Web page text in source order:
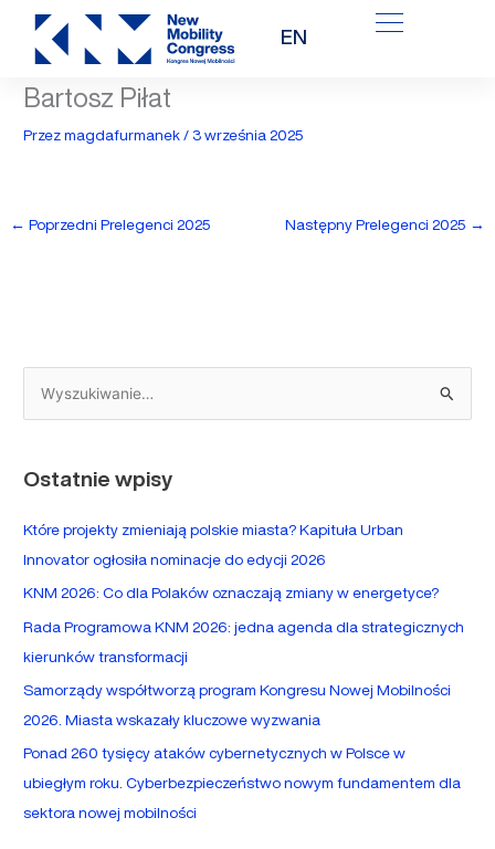
Przejdź
treści
EN
Bartosz Piłat
Przezmagdafurmanek/ 3 września 2025
← Poprzedni Prelegenci 2025 Następny Prelegenci 2025 →
z
k
l
a
:
Ostatnie wpisy
Które projekty zmieniają polskie miasta? Kapituła Urban
Innovator ogłosiła nominacje do edycji 2026
KNM 2026: Co dla Polaków oznaczają zmiany w energetyce?
Rada Programowa KNM 2026: jedna agenda dla strategicznych
kierunków transformacji
Samorządy współtworzą program Kongresu Nowej Mobilności
2026. Miasta wskazały kluczowe wyzwania
Ponad 260 tysięcy ataków cybernetycznych w Polsce w
ubiegłym roku. Cyberbezpieczeństwo nowym fundamentem dla
sektora nowej mobilności